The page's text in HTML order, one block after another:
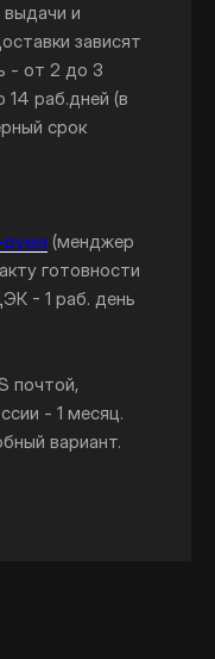
и
зависят
- от 2 до 3
раб.дней (в
срок
(менджер
готовности
- 1 раб. день
почтой,
- 1 месяц.
вариант.